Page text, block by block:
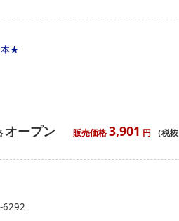
★
オープン 販売価格 3,901 円 （税
6292